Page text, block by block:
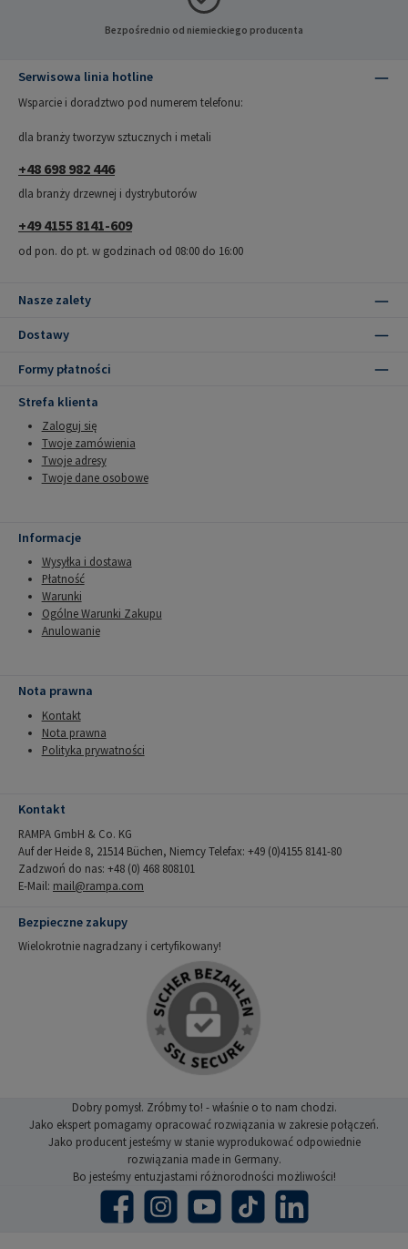
Bezpośrednio od niemieckiego producenta
Serwisowa linia hotline
Wsparcie i doradztwo pod numerem telefonu:
dla branży tworzyw sztucznych i metali
+48 698 982 446
dla branży drzewnej i dystrybutorów
+49 4155 8141-609
od pon. do pt. w godzinach od 08:00 do 16:00
Nasze zalety
Dostawy
Formy płatności
Strefa klienta
Zaloguj się
Twoje zamówienia
Twoje adresy
Twoje dane osobowe
Informacje
Wysyłka i dostawa
Płatność
Warunki
Ogólne Warunki Zakupu
Anulowanie
Nota prawna
Kontakt
Nota prawna
Polityka prywatności
Kontakt
RAMPA GmbH & Co. KG
Auf der Heide 8, 21514 Büchen, Niemcy Telefax: +49 (0)4155 8141-80
Zadzwoń do nas: +48 (0) 468 808101
E-Mail: mail@rampa.com
Bezpieczne zakupy
Wielokrotnie nagradzany i certyfikowany!
Dobry pomysł. Zróbmy to! - właśnie o to nam chodzi.
Jako ekspert pomagamy opracować rozwiązania w zakresie połączeń.
Jako producent jesteśmy w stanie wyprodukować odpowiednie
rozwiązania made in Germany.
Bo jesteśmy entuzjastami różnorodności możliwości!
Facebook Instagram YouTube TikTok LinkedIn